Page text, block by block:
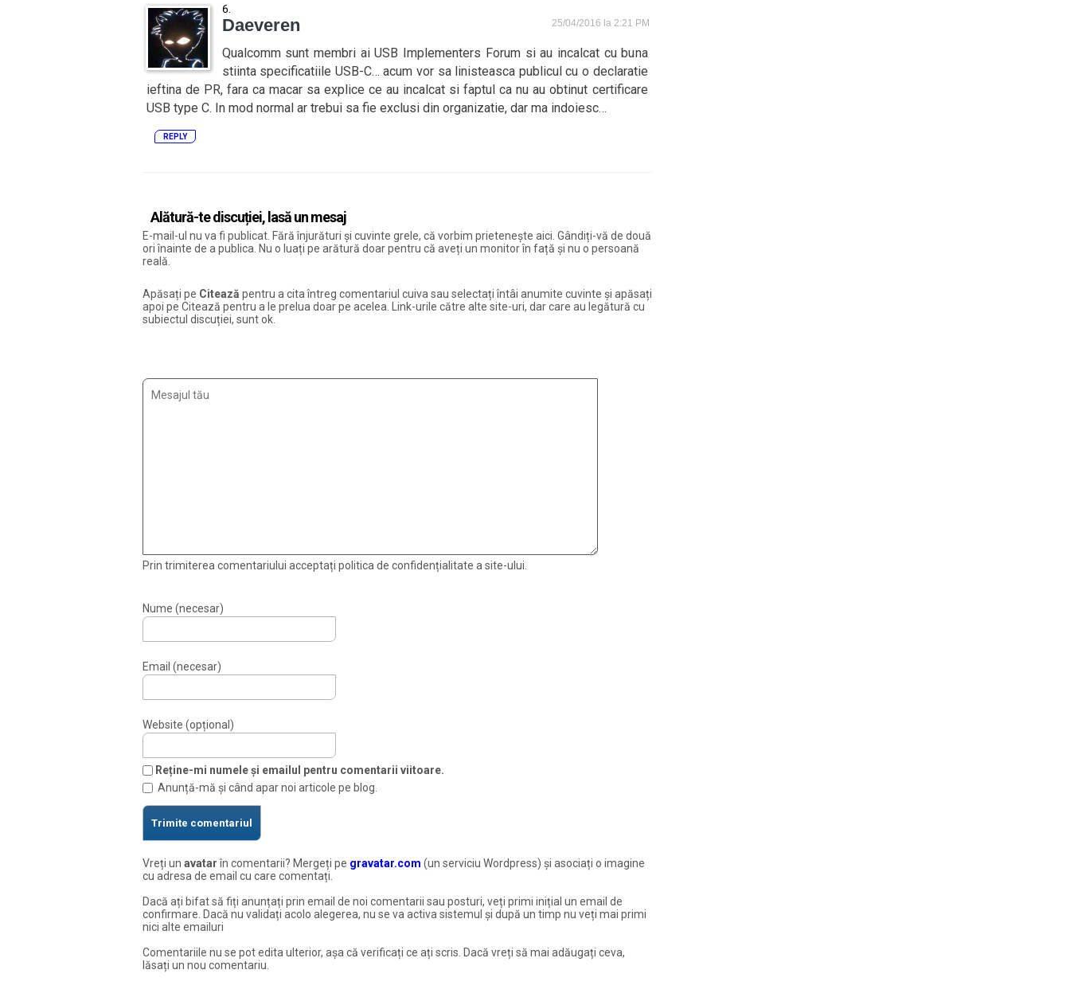
Daeveren 25/04/2016 la 2:21 PM
Qualcomm sunt membri ai USB Implementers Forum si au incalcat cu buna
stiinta specificatiile USB-C… acum vor sa linisteasca publicul cu o declaratie
ieftina de PR, fara ca macar sa explice ce au incalcat si faptul ca nu au obtinut certificare
USB type C. In mod normal ar trebui sa fie exclusi din organizatie, dar ma indoiesc…
REPLY
Alătură-te discuției, lasă un mesaj
E-mail-ul nu va fi publicat. Fără înjurături și cuvinte grele, că vorbim prietenește aici. Gândiți-vă de două
ori înainte de a publica. Nu o luați pe arătură doar pentru că aveți un monitor în față și nu o persoană
reală.
Apăsați pe Citează pentru a cita întreg comentariul cuiva sau selectați întâi anumite cuvinte și apăsați
apoi pe Citează pentru a le prelua doar pe acelea. Link-urile către alte site-uri, dar care au legătură cu
subiectul discuției, sunt ok.
Prin trimiterea comentariului acceptați politica de confidențialitate a site-ului.
Nume (necesar)
Email (necesar)
Website (opțional)
Reține-mi numele și emailul pentru comentarii viitoare.
Anunță-mă și când apar noi articole pe blog.
Vreți un avatarîn comentarii? Mergeți pe gravatar.com (un serviciu Wordpress) și asociați o imagine
cu adresa de email cu care comentați.
Dacă ați bifat să fiți anunțați prin email de noi comentarii sau posturi, veți primi inițial un email de
confirmare. Dacă nu validați acolo alegerea, nu se va activa sistemul și după un timp nu veți mai primi
nici alte emailuri
Comentariile nu se pot edita ulterior, așa că verificați ce ați scris. Dacă vreți să mai adăugați ceva,
lăsați un nou comentariu.